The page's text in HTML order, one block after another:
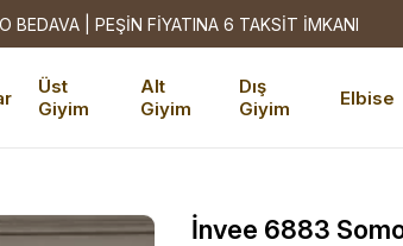
BEDAVA | PEŞİN FİYATINA 6 TAKSİT İMKANI
Üst
Giyim
Alt
Giyim
Dış
Giyim
Elbise
İnvee 6883